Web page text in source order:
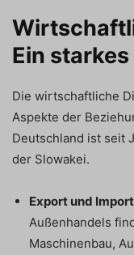
Ein
Die wirtschaftliche
Aspekte der
Deutschland ist seit
der Slowakei.
Export und
Außenhandels
Maschinenbau,